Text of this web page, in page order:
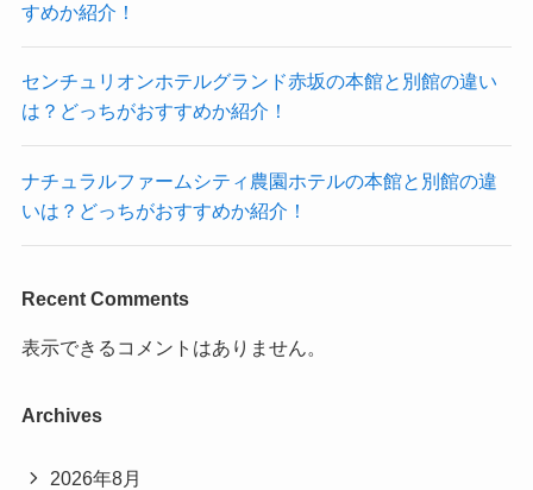
すめか紹介！
センチュリオンホテルグランド赤坂の本館と別館の違い
は？どっちがおすすめか紹介！
ナチュラルファームシティ農園ホテルの本館と別館の違
いは？どっちがおすすめか紹介！
Recent Comments
表示できるコメントはありません。
Archives
2026年8月